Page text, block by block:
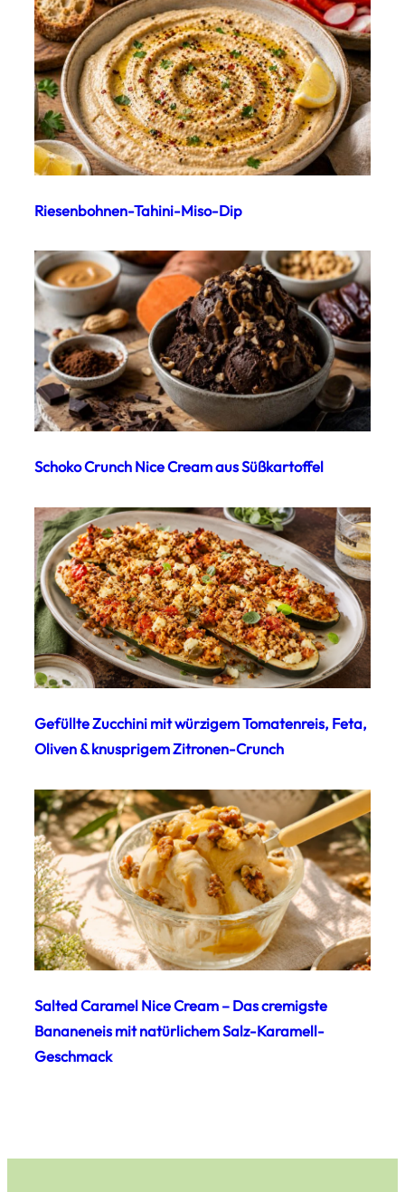
Riesenbohnen-Tahini-Miso-Dip
Schoko Crunch Nice Cream aus Süßkartoffel
Gefüllte Zucchini mit würzigem Tomatenreis, Feta,
Oliven & knusprigem Zitronen-Crunch
Salted Caramel Nice Cream – Das cremigste
Bananeneis mit natürlichem Salz-Karamell-
Geschmack